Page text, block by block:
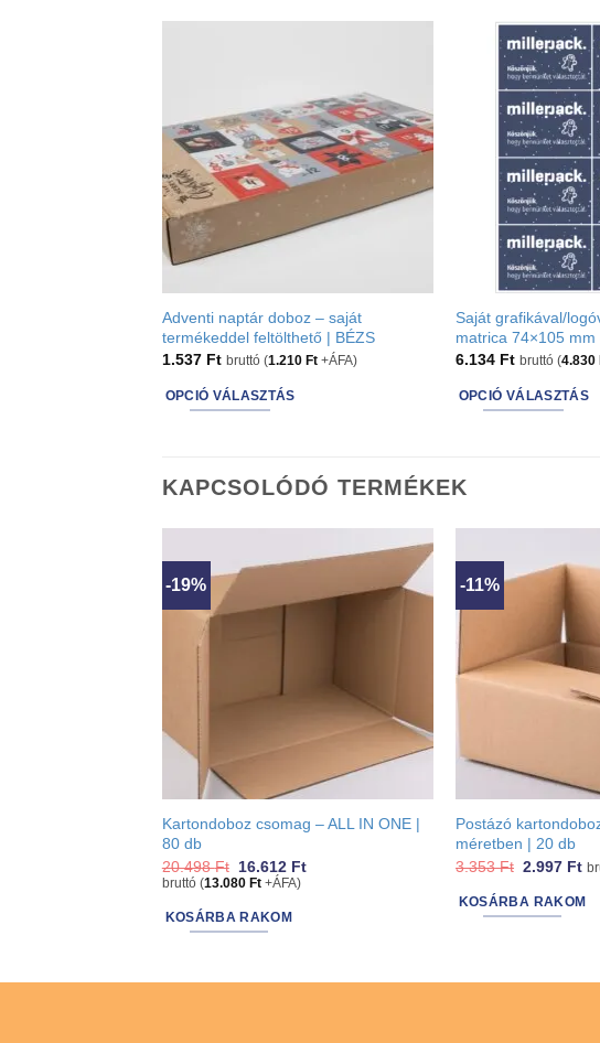
Adventi naptár doboz – saját
termékeddel feltölthető | BÉZS
1.537 Ft bruttó (1.210 Ft+ÁFA)
OPCIÓ VÁLASZTÁS
options
that
be
Saját grafikával/
matrica 74×105 mm
6.134 Ft bruttó (4.830
OPCIÓ VÁLASZTÁS
options
that
be
on
product
KAPCSOLÓDÓ TERMÉKEK
-19%
Kartondoboz csomag – ALL IN ONE |
80 db
20.498Ft Original
price
20.498 Ft.
16.612 FtCurrent
bruttó (13.080 Ft+ÁFA)
KOSÁRBA RAKOM
-11%
Postázó
méretben | 20 db
3.353Ft Original
was:
3.353 Ft.
2.997 Ft
is:
KOSÁRBA RAKOM